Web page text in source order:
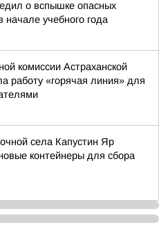
о вспышке опасных
начале учебного года
комиссии Астраханской
работу «горячая линия» для
села Капустин Яр
контейнеры для сбора